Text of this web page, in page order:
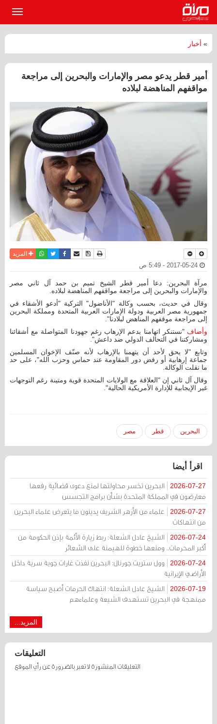
» أخبار
أمير قطر يدعو مصر والإمارات والبحرين إلى مراجعة
مواقفهم المناهضة لبلاده
نسخة للطباعة
حفظ الموضوع
أرسل الى صديق
فيسبوكتويترواتسابالمزيد
مرآة البحرين: دعا أمير قطر الشيخ تميم بن حمد آل ثاني مصر
والإمارات والبحرين إلى مراجعة مواقفهم المناهضة لبلاده.
وقال في حديث، بحسب وكالة "الأناضول" التركية "أدعو الأشقاء في
جمهورية مصر العربية ودولة الإمارات العربية المتحدة ومملكة البحرين
إلى مراجعة موقفهم المناهض لبلادنا".
وأضاف"نستنكر اتهامنا بدعم الإرهاب رغم جهودنا المتواصلة مع أشقائنا
ومشاركتنا في التحالف الدولي ضد داعش".
وتابع "لا يحق لأحد أن يتهمنا بالإرهاب لأنه صنّف الإخوان المسلمين
جماعة إرهابية أو رفض دور المقاومة عند حماس وحزب الله"، على حد
ما نقلت الوكالة.
وقال آل ثاني إن "العلاقة مع الولايات المتحدة قوية ومتينة رغم التوجهات
غير الإيجابية للإدارة الأمريكية الحالية".
البحرين قطر مصر
اقرأ أيضا
2026-07-27
البحرين تخسر محاولتها لمنع دعوى قضائية رفعها
معارضون في المملكة المتحدة بشأن برامج التجسس
2026-07-27
علماء من الأزهر الشريف يدينون ما يتعرض علماء البحرين
من انتهاكات
2026-07-24
الشيخ عادل الشعلة: ربط زيارة الأئمة بإذن الحكومة من
أكبر المحرمات.. ومنعها خطوة للهيمنة على الشعائر
2026-07-24
وول ستريت جورنال: البحرين نفذت غارات جوية سرية داخل
الأراضي الإيرانية
2026-07-19
الشيخ عادل الشعلة: انتهاك الحرمات أصبح سياسة
ممنهجة في البحرين تستهدف الشيعة وعلماءهم
المزيد...
التعليقات
التعليقات المنشورة لا تعبر بالضرورة عن رأي الموقع